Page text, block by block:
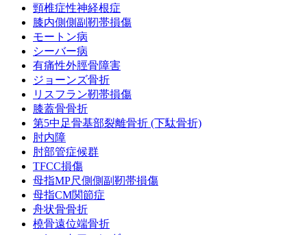
頸椎症性神経根症
膝内側側副靭帯損傷
モートン病
シーバー病
有痛性外脛骨障害
ジョーンズ骨折
リスフラン靭帯損傷
膝蓋骨骨折
第5中足骨基部裂離骨折 (下駄骨折)
肘内障
肘部管症候群
TFCC損傷
母指MP尺側側副靭帯損傷
母指CM関節症
舟状骨骨折
橈骨遠位端骨折